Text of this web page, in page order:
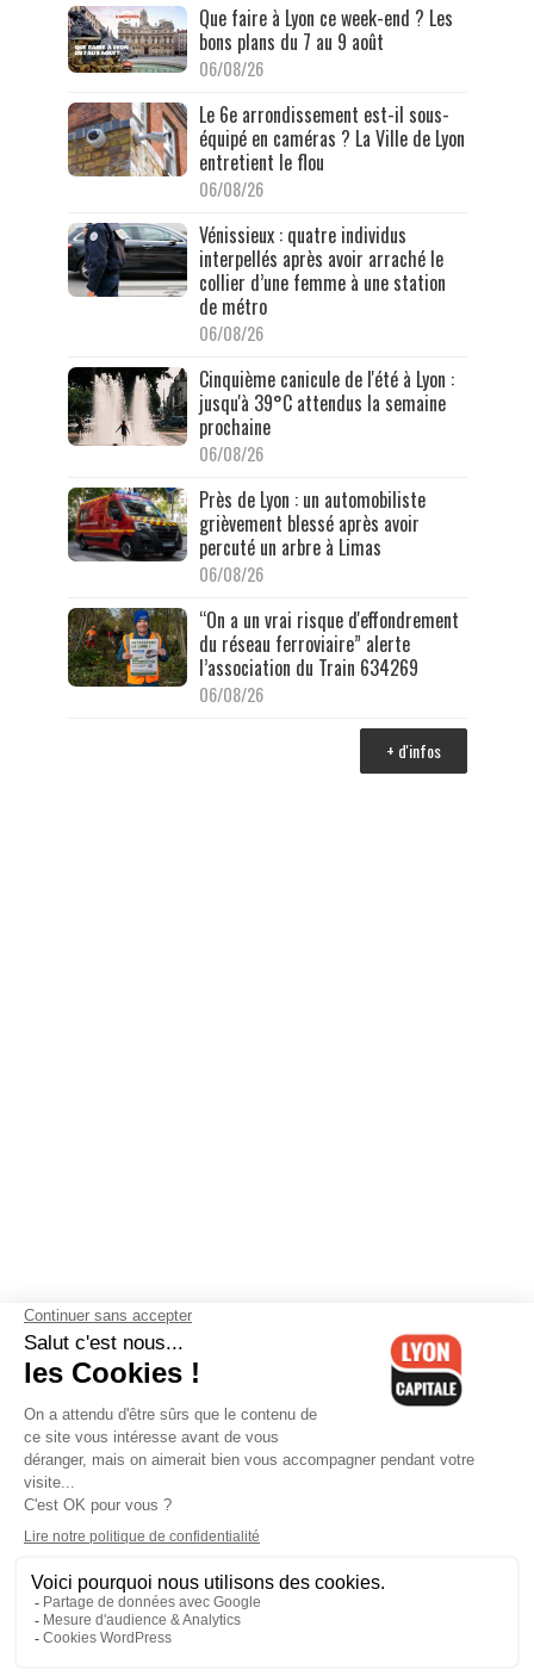
Que faire à Lyon ce week-end ? Les
bons plans du 7 au 9 août
06/08/26
Le 6e arrondissement est-il sous-
équipé en caméras ? La Ville de Lyon
entretient le flou
06/08/26
Vénissieux : quatre individus
interpellés après avoir arraché le
collier d’une femme à une station
de métro
06/08/26
Cinquième canicule de l'été à Lyon :
jusqu'à 39°C attendus la semaine
prochaine
06/08/26
Près de Lyon : un automobiliste
grièvement blessé après avoir
percuté un arbre à Limas
06/08/26
“On a un vrai risque d'effondrement
du réseau ferroviaire” alerte
l’association du Train 634269
06/08/26
+ d'infos
Contactez-nous-Mentions légales-CGV-Politique de
confidentialité-Gestion des cookies